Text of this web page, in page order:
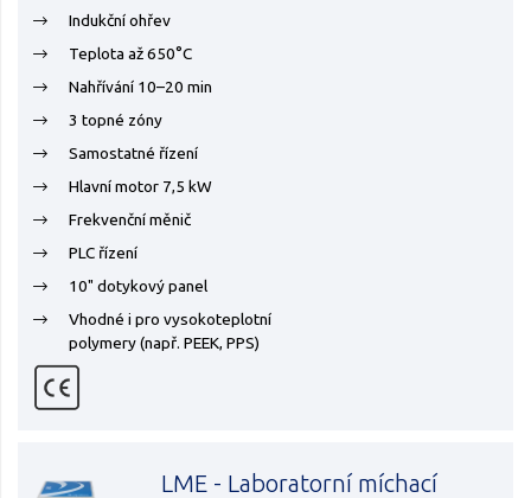
Indukční ohřev
Teplota až 650°C
Nahřívání 10–20 min
3 topné zóny
Samostatné řízení
Hlavní motor 7,5 kW
Frekvenční měnič
PLC řízení
10" dotykový panel
Vhodné i pro vysokoteplotní
polymery (např. PEEK, PPS)
LME - Laboratorní míchací